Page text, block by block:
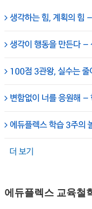
생각하는 힘, 계획의 힘
생각이 행동을 만든다 –
더 보기
에듀플렉스 교육철